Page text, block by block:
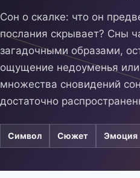
Сон о скалке: что он
послания скрывает? Сны
загадочными образами,
ощущение недоуменья
множества сновидений
достаточно
Символ Сюжет Эмоция